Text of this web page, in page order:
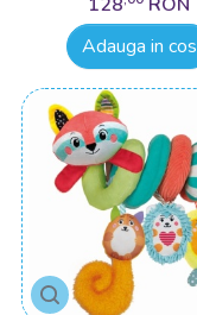
Adauga in cos